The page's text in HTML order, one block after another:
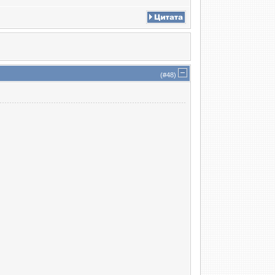
(#48)